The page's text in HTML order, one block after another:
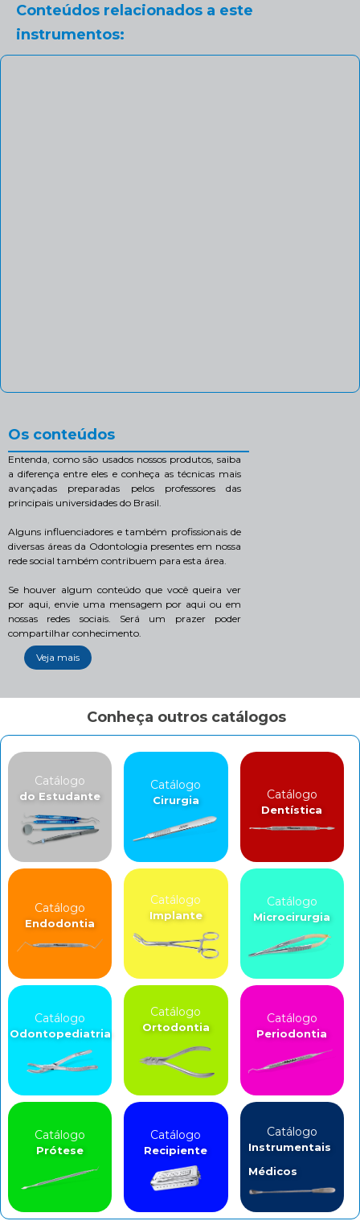
Conteúdos relacionados a este
instrumentos:
Os conteúdos
Entenda, como são usados nossos produtos, saiba
a diferença entre eles e conheça as técnicas mais
avançadas preparadas pelos professores das
principais universidades do Brasil.
Alguns influenciadores e também profissionais de
diversas áreas da Odontologia presentes em nossa
rede social também contribuem para esta área.
Se houver algum conteúdo que você queira ver
por aqui, envie uma mensagem por aqui ou em
nossas redes sociais. Será um prazer poder
compartilhar conhecimento.
Veja mais
Conheça outros catálogos
Catálogo
do Estudante
Catálogo
Cirurgia Catálogo
Dentística
Catálogo
Endodontia
Catálogo
Implante
Catálogo
Microcirurgia
Catálogo
Odontopediatria
Catálogo
Ortodontia
Catálogo
Periodontia
Catálogo
Prótese
Catálogo
Recipiente
Catálogo
Instrumentais
Médicos